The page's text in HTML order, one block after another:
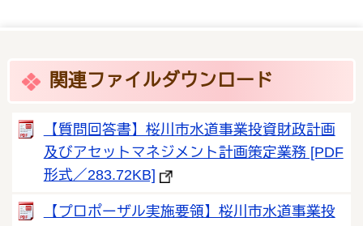
関連ファイルダウンロード
【質問回答書】桜川市水道事業投資財政計画
及びアセットマネジメント計画策定業務 [PDF
形式／283.72KB]
【プロポーザル実施要領】桜川市水道事業投